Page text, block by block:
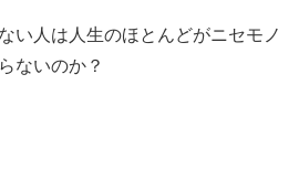
い人は人生のほとんどがニセモノ
ないのか？